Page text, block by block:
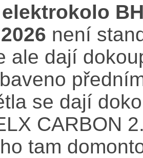
není
ale dají
se dají
CARBON
tam